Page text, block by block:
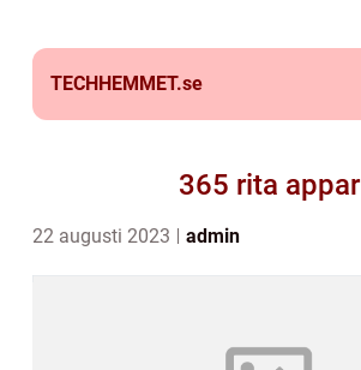
TECHHEMMET.se
365 rita appar
22 augusti 2023 admin